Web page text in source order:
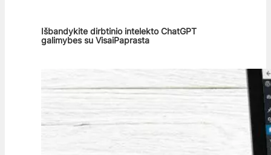
Išbandykite dirbtinio intelekto ChatGPT
galimybes su VisaiPaprasta